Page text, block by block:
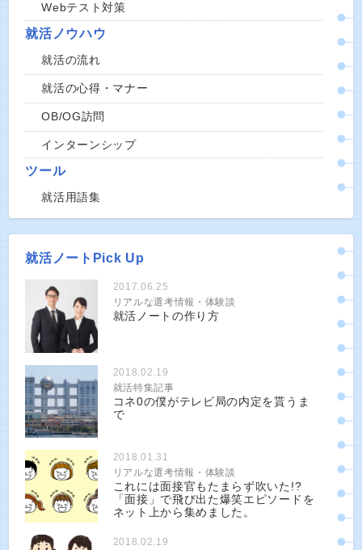
Webテスト対策
就活ノウハウ
就活の流れ
就活の心得・マナー
OB/OG訪問
インターンシップ
ツール
就活用語集
就活ノートPick Up
2017.06.25
リアルな選考情報・体験談
就活ノートの作り方
2018.02.19
就活特集記事
コネ0の僕がテレビ局の内定を貰うま
で
2018.01.31
リアルな選考情報・体験談
これには面接官もたまらず吹いた!?
「面接」で飛び出た爆笑エピソードを
ネット上から集めました。
2018.02.19